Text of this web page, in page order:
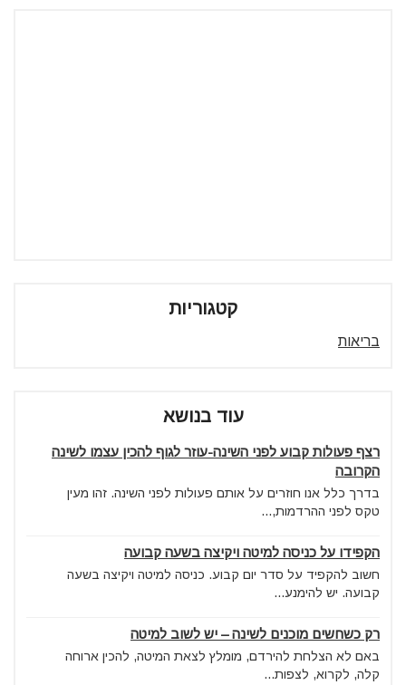
קטגוריות
בריאות
עוד בנושא
רצף פעולות קבוע לפני השינה-עוזר לגוף להכין עצמו לשינה
הקרובה
בדרך כלל אנו חוזרים על אותם פעולות לפני השינה. זהו מעין
טקס לפני ההרדמות,...
הקפידו על כניסה למיטה ויקיצה בשעה קבועה
חשוב להקפיד על סדר יום קבוע. כניסה למיטה ויקיצה בשעה
קבועה. יש להימנע...
רק כשחשים מוכנים לשינה – יש לשוב למיטה
באם לא הצלחת להירדם, מומלץ לצאת המיטה, להכין ארוחה
קלה, לקרוא, לצפות...